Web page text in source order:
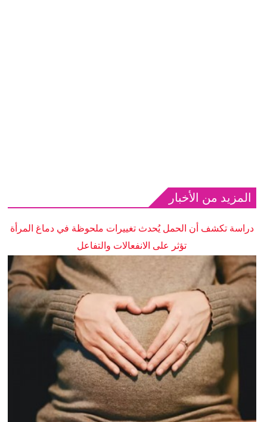
المزيد من الأخبار
دراسة تكشف أن الحمل يُحدث تغييرات ملحوظة في دماغ المرأة
تؤثر على الانفعالات والتفاعل